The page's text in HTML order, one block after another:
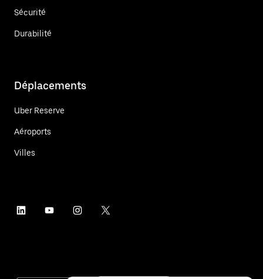
Sécurité
Durabilité
Déplacements
Uber Reserve
Aéroports
Villes